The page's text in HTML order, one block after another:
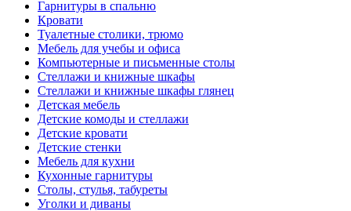
Гарнитуры в спальню
Кровати
Туалетные столики, трюмо
Мебель для учебы и офиса
Компьютерные и письменные столы
Стеллажи и книжные шкафы
Стеллажи и книжные шкафы глянец
Детская мебель
Детские комоды и стеллажи
Детские кровати
Детские стенки
Мебель для кухни
Кухонные гарнитуры
Столы, стулья, табуреты
Уголки и диваны